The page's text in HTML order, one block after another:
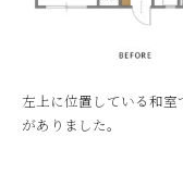
左上に位置している和
がありました。